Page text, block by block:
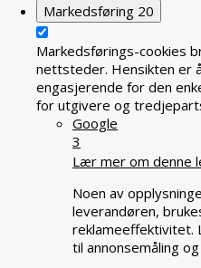
Markedsføring 20
Markedsførings-cookies
nettsteder. Hensikten er
engasjerende for den
for utgivere og
Google
3
Lær mer om denne
Noen av
leverandøren,
reklameeffektivitet.
til annonsemåling